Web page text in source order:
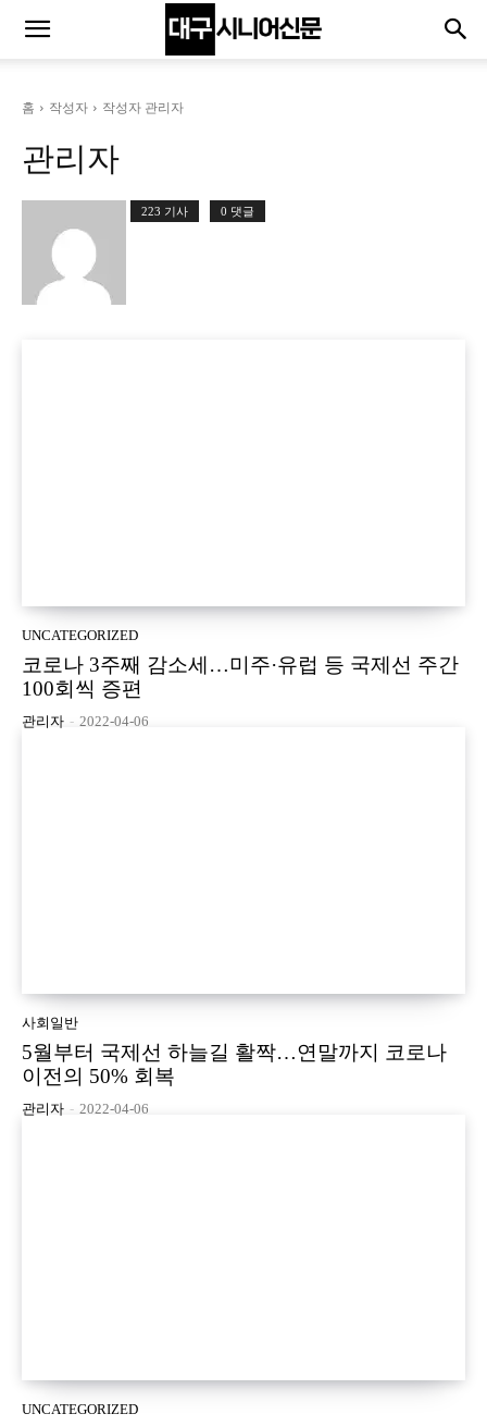
홈 작성자 작성자 관리자
관리자
223 기사 0 댓글
UNCATEGORIZED
코로나 3주째 감소세…미주·유럽 등 국제선 주간
100회씩 증편
관리자 - 2022-04-06
사회일반
5월부터 국제선 하늘길 활짝…연말까지 코로나
이전의 50% 회복
관리자 - 2022-04-06
UNCATEGORIZED